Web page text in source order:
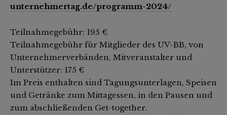
unternehmertag.de/programm-2024/
Teilnahmegebühr: 195 €
Teilnahmegebühr für Mitglieder des UV-BB, von
Unternehmerverbänden, Mitveranstalter und
Unterstützer: 175 €
Im Preis enthalten sind Tagungsunterlagen, Speisen
und Getränke zum Mittagessen, in den Pausen und
zum abschließenden Get-together.